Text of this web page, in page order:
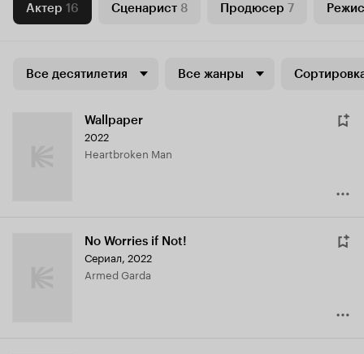
Актер 16 Сценарист 8 Продюсер 7
Все десятилетия Все жанры
Wallpaper
2022
Heartbroken Man
No Worries if Not!
Сериал, 2022
Armed Garda